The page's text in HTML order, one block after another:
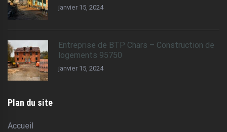
janvier 15, 2024
Entreprise de BTP Chars – Construction de
logements 95750
janvier 15, 2024
Plan du site
Accueil